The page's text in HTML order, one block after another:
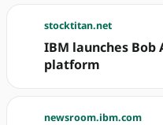
stocktitan.net
IBM launches
platform
newsroom.ibm.com